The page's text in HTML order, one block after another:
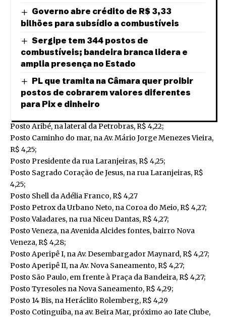
Governo abre crédito de R$ 3,33
bilhões para subsídio a combustíveis
Sergipe tem 344 postos de
combustíveis; bandeira branca lidera e
amplia presença no Estado
PL que tramita na Câmara quer proibir
postos de cobrarem valores diferentes
para Pix e dinheiro
Posto Aribé, na lateral da Petrobras, R$ 4,22;
Posto Caminho do mar, na Av. Mário Jorge Menezes Vieira,
R$ 4,25;
Posto Presidente da rua Laranjeiras, R$ 4,25;
Posto Sagrado Coração de Jesus, na rua Laranjeiras, R$
4,25;
Posto Shell da Adélia Franco, R$ 4,27
Posto Petrox da Urbano Neto, na Coroa do Meio, R$ 4,27;
Posto Valadares, na rua Niceu Dantas, R$ 4,27;
Posto Veneza, na Avenida Alcides fontes, bairro Nova
Veneza, R$ 4,28;
Posto Aperipê I, na Av. Desembargador Maynard, R$ 4,27;
Posto Aperipê II, na Av. Nova Saneamento, R$ 4,27;
Posto São Paulo, em frente à Praça da Bandeira, R$ 4,27;
Posto Tyresoles na Nova Saneamento, R$ 4,29;
Posto 14 Bis, na Heráclito Rolemberg, R$ 4,29
Posto Cotinguiba, na av. Beira Mar, próximo ao Iate Clube,